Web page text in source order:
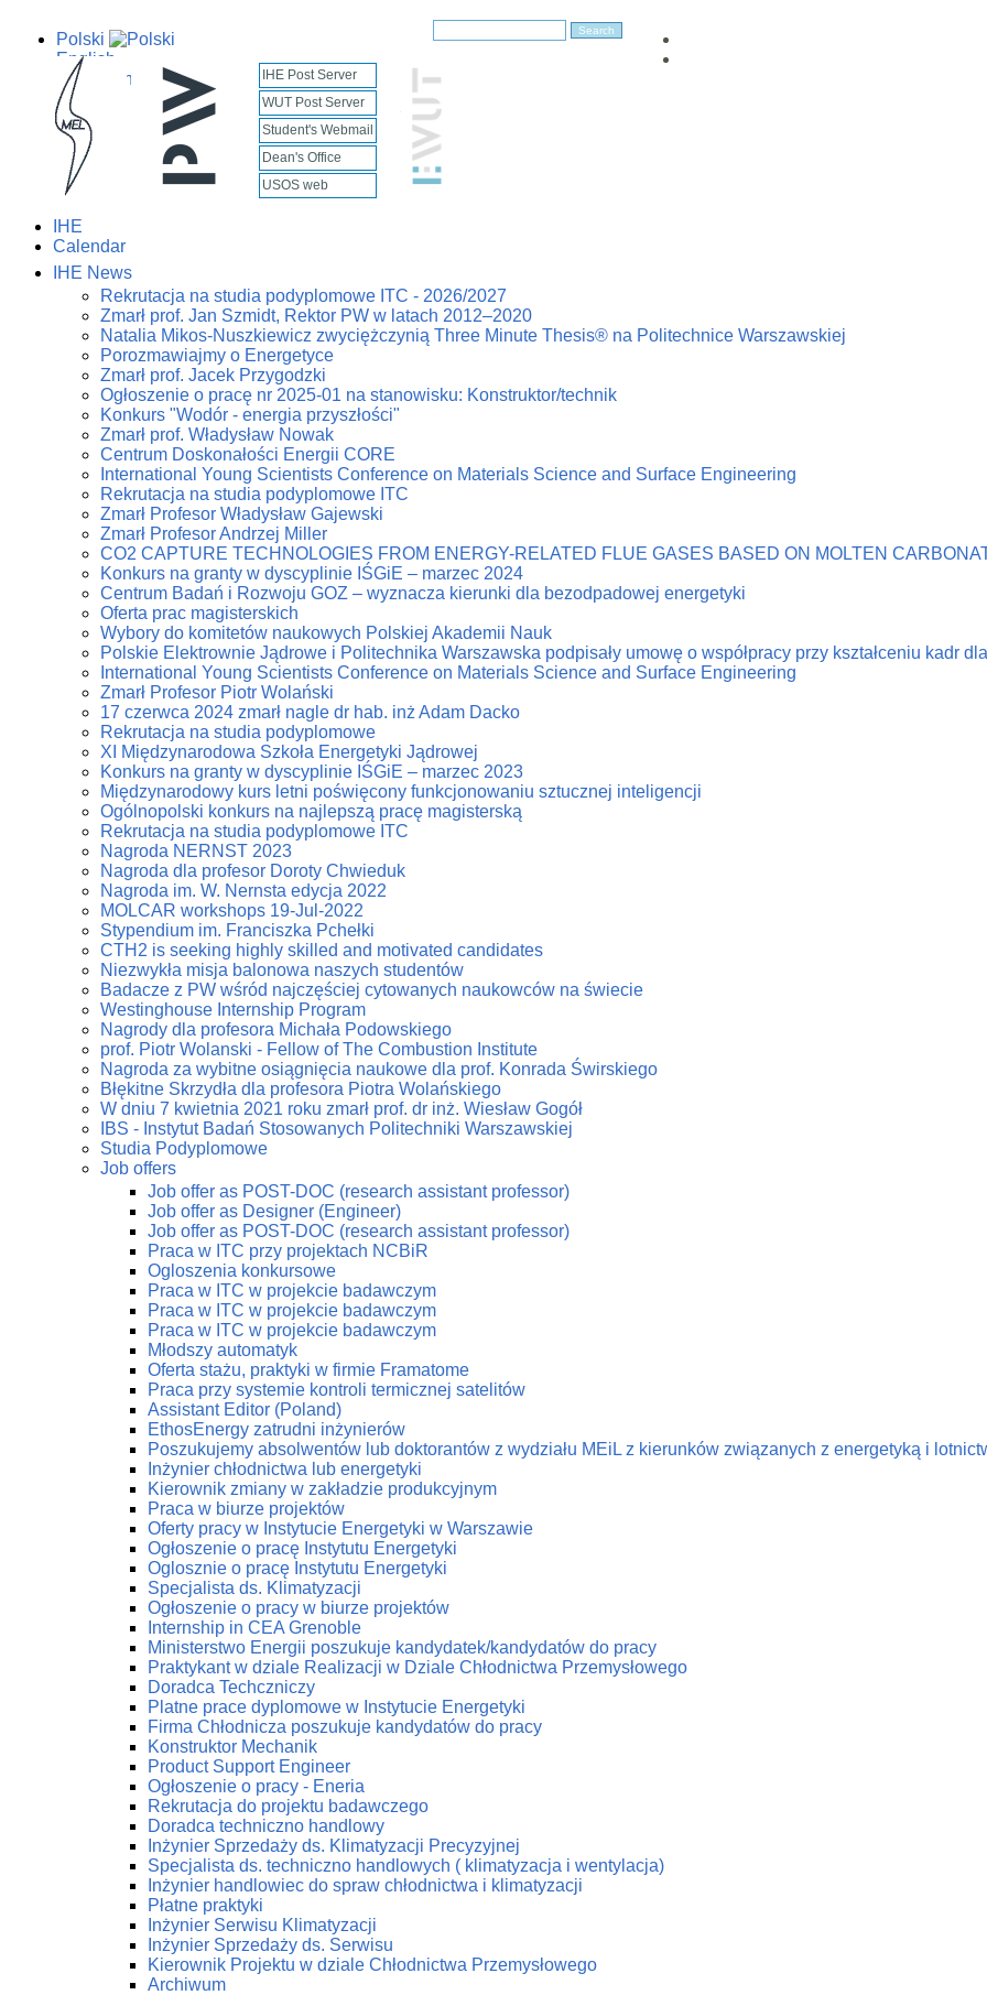
Polski
English
IHE Post Server
WUT Post Server
Student's Webmail
Dean's Office
USOS web
IHE
Calendar
IHE News
Rekrutacja na studia podyplomowe ITC - 2026/2027
Zmarł prof. Jan Szmidt, Rektor PW w latach 2012–2020
Natalia Mikos-Nuszkiewicz zwyciężczynią Three Minute Thesis® na Politechnice Warszawskiej
Porozmawiajmy o Energetyce
Zmarł prof. Jacek Przygodzki
Ogłoszenie o pracę nr 2025-01 na stanowisku: Konstruktor/technik
Konkurs "Wodór - energia przyszłości"
Zmarł prof. Władysław Nowak
Centrum Doskonałości Energii CORE
International Young Scientists Conference on Materials Science and Surface Engineering
Rekrutacja na studia podyplomowe ITC
Zmarł Profesor Władysław Gajewski
Zmarł Profesor Andrzej Miller
CO2 CAPTURE TECHNOLOGIES FROM ENERGY-RELATED FLUE GASES BASED ON MOLTEN
Konkurs na granty w dyscyplinie IŚGiE – marzec 2024
Centrum Badań i Rozwoju GOZ – wyznacza kierunki dla bezodpadowej energetyki
Oferta prac magisterskich
Wybory do komitetów naukowych Polskiej Akademii Nauk
Polskie Elektrownie Jądrowe i Politechnika Warszawska podpisały umowę o współpracy przy kształceniu kadr
International Young Scientists Conference on Materials Science and Surface Engineering
Zmarł Profesor Piotr Wolański
17 czerwca 2024 zmarł nagle dr hab. inż Adam Dacko
Rekrutacja na studia podyplomowe
XI Międzynarodowa Szkoła Energetyki Jądrowej
Konkurs na granty w dyscyplinie IŚGiE – marzec 2023
Międzynarodowy kurs letni poświęcony funkcjonowaniu sztucznej inteligencji
Ogólnopolski konkurs na najlepszą pracę magisterską
Rekrutacja na studia podyplomowe ITC
Nagroda NERNST 2023
Nagroda dla profesor Doroty Chwieduk
Nagroda im. W. Nernsta edycja 2022
MOLCAR workshops 19-Jul-2022
Stypendium im. Franciszka Pchełki
CTH2 is seeking highly skilled and motivated candidates
Niezwykła misja balonowa naszych studentów
Badacze z PW wśród najczęściej cytowanych naukowców na świecie
Westinghouse Internship Program
Nagrody dla profesora Michała Podowskiego
prof. Piotr Wolanski - Fellow of The Combustion Institute
Nagroda za wybitne osiągnięcia naukowe dla prof. Konrada Świrskiego
Błękitne Skrzydła dla profesora Piotra Wolańskiego
W dniu 7 kwietnia 2021 roku zmarł prof. dr inż. Wiesław Gogół
IBS - Instytut Badań Stosowanych Politechniki Warszawskiej
Studia Podyplomowe
Job offers
Job offer as POST-DOC (research assistant professor)
Job offer as Designer (Engineer)
Job offer as POST-DOC (research assistant professor)
Praca w ITC przy projektach NCBiR
Ogloszenia konkursowe
Praca w ITC w projekcie badawczym
Praca w ITC w projekcie badawczym
Praca w ITC w projekcie badawczym
Młodszy automatyk
Oferta stażu, praktyki w firmie Framatome
Praca przy systemie kontroli termicznej satelitów
Assistant Editor (Poland)
EthosEnergy zatrudni inżynierów
Poszukujemy absolwentów lub doktorantów z wydziału MEiL z kierunków związanych z energetyką i
Inżynier chłodnictwa lub energetyki
Kierownik zmiany w zakładzie produkcyjnym
Praca w biurze projektów
Oferty pracy w Instytucie Energetyki w Warszawie
Ogłoszenie o pracę Instytutu Energetyki
Oglosznie o pracę Instytutu Energetyki
Specjalista ds. Klimatyzacji
Ogłoszenie o pracy w biurze projektów
Internship in CEA Grenoble
Ministerstwo Energii poszukuje kandydatek/kandydatów do pracy
Praktykant w dziale Realizacji w Dziale Chłodnictwa Przemysłowego
Doradca Techczniczy
Platne prace dyplomowe w Instytucie Energetyki
Firma Chłodnicza poszukuje kandydatów do pracy
Konstruktor Mechanik
Product Support Engineer
Ogłoszenie o pracy - Eneria
Rekrutacja do projektu badawczego
Doradca techniczno handlowy
Inżynier Sprzedaży ds. Klimatyzacji Precyzyjnej
Specjalista ds. techniczno handlowych ( klimatyzacja i wentylacja)
Inżynier handlowiec do spraw chłodnictwa i klimatyzacji
Płatne praktyki
Inżynier Serwisu Klimatyzacji
Inżynier Sprzedaży ds. Serwisu
Kierownik Projektu w dziale Chłodnictwa Przemysłowego
Archiwum